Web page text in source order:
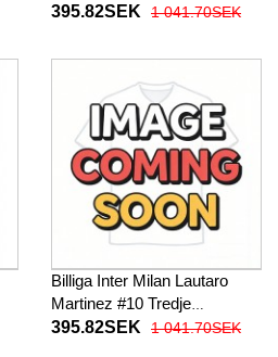
fotbollskläder 2026-27
395.82SEK 1 041.70SEK
Billiga Inter Milan Lautaro
Martinez #10 Tredje
fotbollskläder 2026-27
395.82SEK 1 041.70SEK